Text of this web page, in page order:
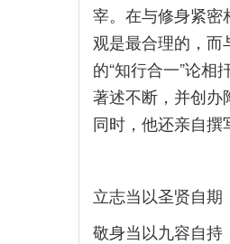
宰。在与修身紧密
观是最合理的，而
的“知行合一”论相
著述不断，并创办
同时，他还亲自撰
立志当以圣贤自期
敬身当以九容自持